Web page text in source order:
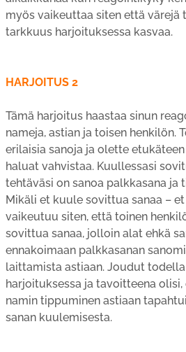
myös vaikeuttaa siten että värejä
tarkkuus harjoituksessa kasvaa.
HARJOITUS 2
Tämä harjoitus haastaa sinun
nameja, astian ja toisen henkilön.
erilaisia sanoja ja olette
haluat vahvistaa. Kuullessasi
tehtäväsi on sanoa palkkasana ja
Mikäli et kuule sovittua sanaa –
vaikeutuu siten, että toinen
sovittua sanaa, jolloin alat ehkä
ennakoimaan palkkasanan
laittamista astiaan. Joudut
harjoituksessa ja tavoitteena
namin tippuminen astiaan
sanan kuulemisesta.